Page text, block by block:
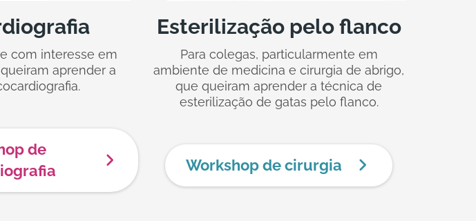
com interesse em
aprender a
de
Esterilização pelo flanco
Para colegas, particularmente em
ambiente de medicina e cirurgia de abrigo,
que queiram aprender a técnica de
esterilização de gatas pelo flanco.
Workshop de cirurgia